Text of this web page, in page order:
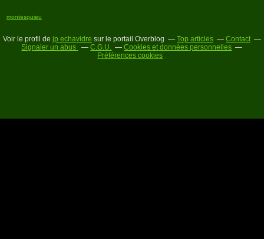
montesquieu
Voir le profil de jp echavidre sur le portail Overblog Top articles
Contact
Signaler un abus
C.G.U.
Cookies et données personnelles
Préférences cookies